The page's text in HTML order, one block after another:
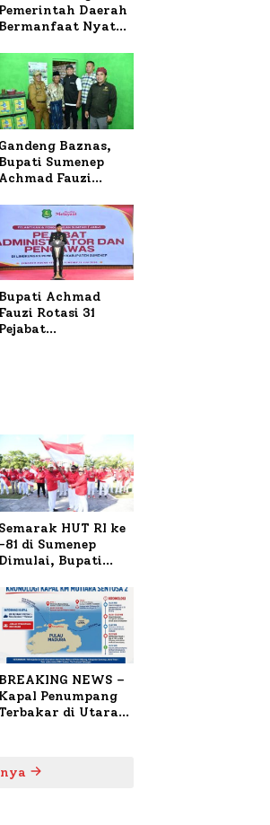
Pemerintah Daerah
Bermanfaat Nyata
Bupati Sumenep
Tinjau Langsung
Lele dan
Petelur di
Bataal Timur
Gandeng Baznas,
Bupati Sumenep
Achmad Fauzi
Serahkan Bantuan
Bedah RTLH di Dua
Bupati Achmad
Fauzi Rotasi 31
Pejabat
Semarak HUT RI ke
-81 di Sumenep
Dimulai, Bupati
Doa untuk Korban
Kapal Terbakar
BREAKING NEWS –
Kapal Penumpang
Terbakar di Utara